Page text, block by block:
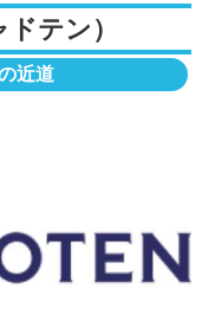
テン）
近道